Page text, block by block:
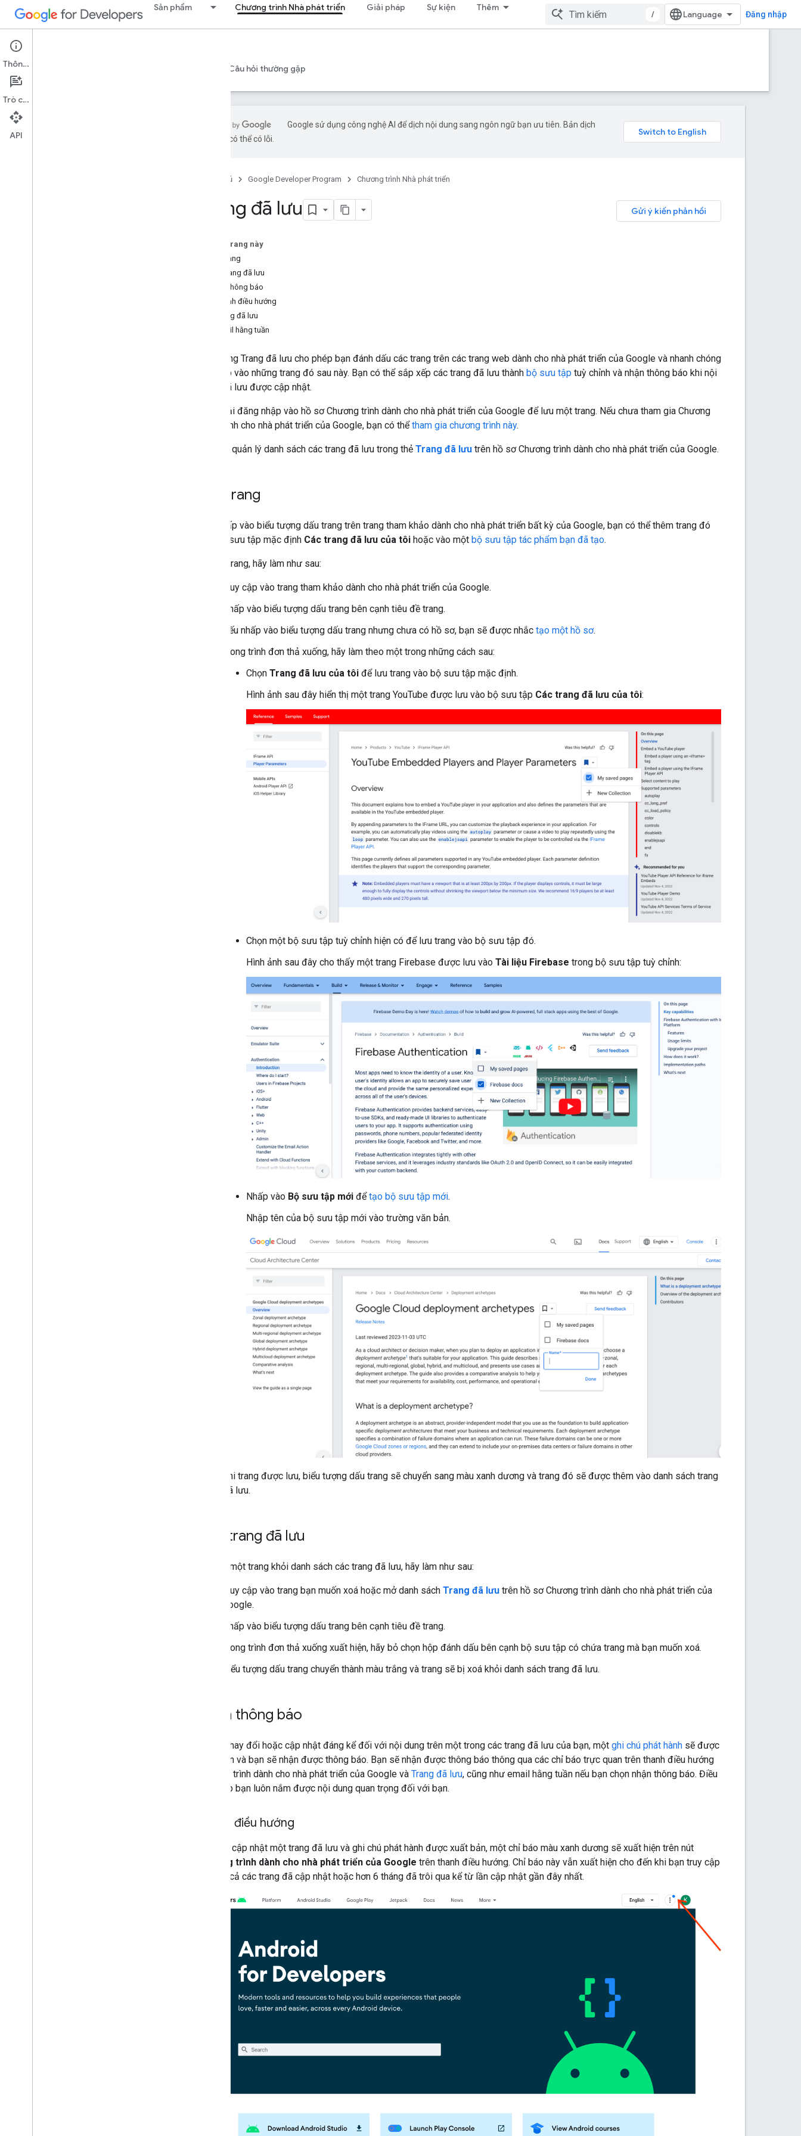
Sản phẩm Chương trình Nhà phát triển Giải pháp Sự kiện Thêm
/ Đăng nhập
Google Developer Program
Builders Hub Câu hỏi thường gặp
Google sử dụng công nghệ AI để dịch nội dung sang ngôn ngữ bạn ưu tiên. Bản dịch
bằng AI có thể có lỗi.
Trang chủ Google Developer Program Chương trình Nhà phát triển
Gửi ý kiến phản hồi
Trang đã lưu
Trên trang này
Lưu trang
Xoá trang đã lưu
Nhận thông báo
Thanh điều hướng
Trang đã lưu
Email hằng tuần
Tính năng Trang đã lưu cho phép bạn đánh dấu các trang trên các trang web dành cho nhà phát triển của Google và nhanh chóng
truy cập vào những trang đó sau này. Bạn có thể sắp xếp các trang đã lưu thành bộ sưu tập tuỳ chỉnh và nhận thông báo khi nội
dung đã lưu được cập nhật.
Bạn phải đăng nhập vào hồ sơ Chương trình dành cho nhà phát triển của Google để lưu một trang. Nếu chưa tham gia Chương
trình dành cho nhà phát triển của Google, bạn có thểtham gia chương trình này.
Xem và quản lý danh sách các trang đã lưu trong thẻ Trang đã lưu trên hồ sơ Chương trình dành cho nhà phát triển của Google.
Lưu trang
Nếu nhấp vào biểu tượng dấu trang trên trang tham khảo dành cho nhà phát triển bất kỳ của Google, bạn có thể thêm trang đó
vào bộ sưu tập mặc định Các trang đã lưu của tôi hoặc vào một bộ sưu tập tác phẩm bạn đã tạo.
Để lưu trang, hãy làm như sau:
Truy cập vào trang tham khảo dành cho nhà phát triển của Google.
Nhấp vào biểu tượng dấu trang bên cạnh tiêu đề trang.
Nếu nhấp vào biểu tượng dấu trang nhưng chưa có hồ sơ, bạn sẽ được nhắc tạo một hồ sơ.
Trong trình đơn thả xuống, hãy làm theo một trong những cách sau:
Chọn Trang đã lưu của tôi để lưu trang vào bộ sưu tập mặc định.
Hình ảnh sau đây hiển thị một trang YouTube được lưu vào bộ sưu tập Các trang đã lưu của tôi:
Chọn một bộ sưu tập tuỳ chỉnh hiện có để lưu trang vào bộ sưu tập đó.
Hình ảnh sau đây cho thấy một trang Firebase được lưu vào Tài liệu Firebase trong bộ sưu tập tuỳ chỉnh:
Nhấp vào Bộ sưu tập mới đểtạo bộ sưu tập mới.
Nhập tên của bộ sưu tập mới vào trường văn bản.
Khi trang được lưu, biểu tượng dấu trang sẽ chuyển sang màu xanh dương và trang đó sẽ được thêm vào danh sách trang
đã lưu.
Xoá trang đã lưu
Để xoá một trang khỏi danh sách các trang đã lưu, hãy làm như sau:
Truy cập vào trang bạn muốn xoá hoặc mở danh sách Trang đã lưu trên hồ sơ Chương trình dành cho nhà phát triển của
Google.
Nhấp vào biểu tượng dấu trang bên cạnh tiêu đề trang.
Trong trình đơn thả xuống xuất hiện, hãy bỏ chọn hộp đánh dấu bên cạnh bộ sưu tập có chứa trang mà bạn muốn xoá.
Biểu tượng dấu trang chuyển thành màu trắng và trang sẽ bị xoá khỏi danh sách trang đã lưu.
Nhận thông báo
Khi có thay đổi hoặc cập nhật đáng kể đối với nội dung trên một trong các trang đã lưu của bạn, một ghi chú phát hành sẽ được
xuất bản và bạn sẽ nhận được thông báo. Bạn sẽ nhận được thông báo thông qua các chỉ báo trực quan trên thanh điều hướng
Chương trình dành cho nhà phát triển của Google và Trang đã lưu, cũng như email hằng tuần nếu bạn chọn nhận thông báo. Điều
này giúp bạn luôn nắm được nội dung quan trọng đối với bạn.
Thanh điều hướng
Khi bạn cập nhật một trang đã lưu và ghi chú phát hành được xuất bản, một chỉ báo màu xanh dương sẽ xuất hiện trên nút
Chương trình dành cho nhà phát triển của Google trên thanh điều hướng. Chỉ báo này vẫn xuất hiện cho đến khi bạn truy cập
vào tất cả các trang đã cập nhật hoặc hơn 6 tháng đã trôi qua kể từ lần cập nhật gần đây nhất.
Thông tin
Trò chuyện
API